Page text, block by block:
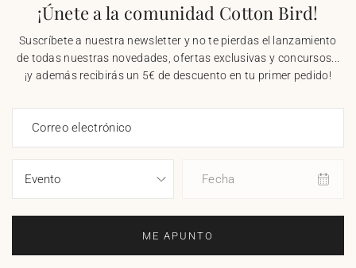
¡Únete a la comunidad Cotton Bird!
Suscríbete a nuestra newsletter y no te pierdas el lanzamiento
de todas nuestras novedades, ofertas exclusivas y concursos...
¡y además recibirás un 5€ de descuento en tu primer pedido!
Correo electrónico
Fecha
ME APUNTO